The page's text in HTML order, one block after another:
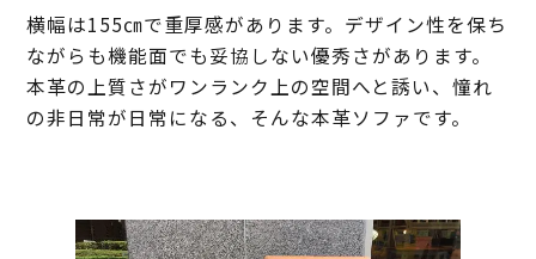
横幅は155㎝で重厚感があります。デザイン性を保ち
ながらも機能面でも妥協しない優秀さがあります。
本革の上質さがワンランク上の空間へと誘い、憧れ
の非日常が日常になる、そんな本革ソファです。